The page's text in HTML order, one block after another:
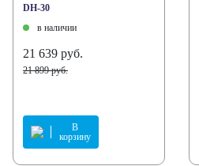
DH-30
в наличии
21 639 руб.
21 899 руб.
В
корзину